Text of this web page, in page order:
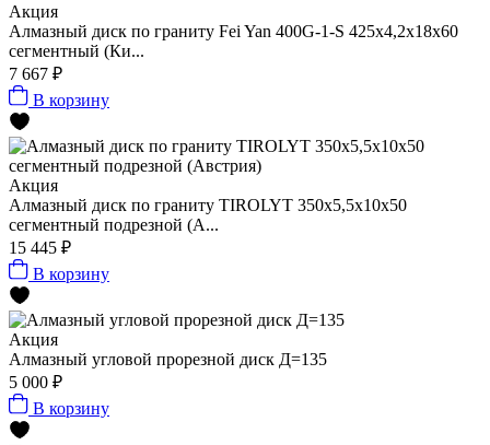
Акция
Алмазный диск по граниту Fei Yan 400G-1-S 425x4,2x18x60
сегментный (Ки...
7 667 ₽
В корзину
Акция
Алмазный диск по граниту TIROLYT 350x5,5x10x50
сегментный подрезной (А...
15 445 ₽
В корзину
Акция
Алмазный угловой прорезной диск Д=135
5 000 ₽
В корзину